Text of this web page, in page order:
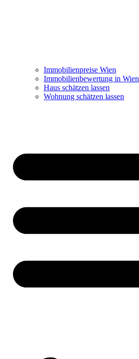
Immobilienpreise Wien
Immobilienbewertung in Wien
Haus schätzen lassen
Wohnung schätzen lassen